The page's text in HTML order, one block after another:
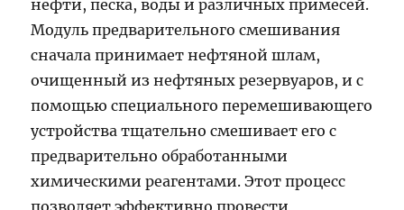
нефти, песка, воды и различных примесей.
Модуль предварительного смешивания
сначала принимает нефтяной шлам,
очищенный из нефтяных резервуаров, и с
помощью специального перемешивающего
устройства тщательно смешивает его с
предварительно обработанными
химическими реагентами. Этот процесс
позволяет эффективно провести